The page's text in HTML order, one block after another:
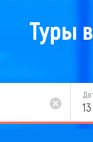
Туры